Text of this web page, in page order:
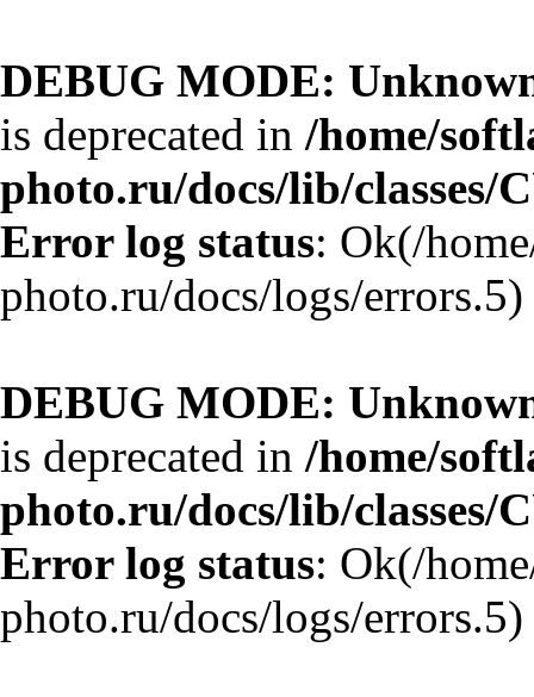
DEBUG MODE:
is deprecated in /home/
photo.ru/docs/lib/classes/
Error log status: Ok(/
photo.ru/docs/logs/errors.5)
DEBUG MODE:
is deprecated in /home/
photo.ru/docs/lib/classes/
Error log status: Ok(/
photo.ru/docs/logs/errors.5)